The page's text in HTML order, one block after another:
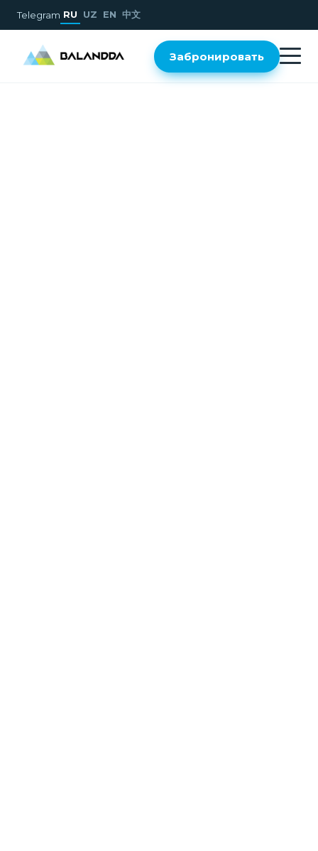
Telegram RU UZ EN 中文
Забронировать